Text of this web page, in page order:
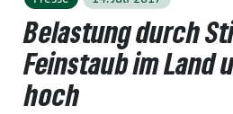
Belastung durch
Feinstaub im Land
hoch